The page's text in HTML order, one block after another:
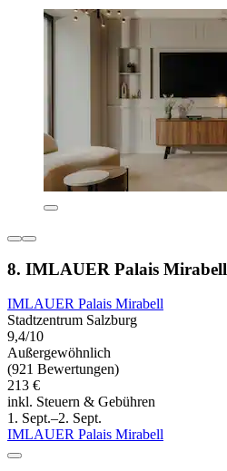
8. IMLAUER Palais Mirabell
IMLAUER Palais Mirabell
Stadtzentrum Salzburg
9,4/10
Außergewöhnlich
(921 Bewertungen)
213 €
inkl. Steuern & Gebühren
1. Sept.–2. Sept.
IMLAUER Palais Mirabell